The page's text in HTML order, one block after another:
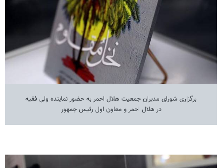
برگزاری شورای مدیران جمعیت هلال احمر به حضور نماینده ولی فقیه
در هلال احمر و معاون اول رئیس جمهور